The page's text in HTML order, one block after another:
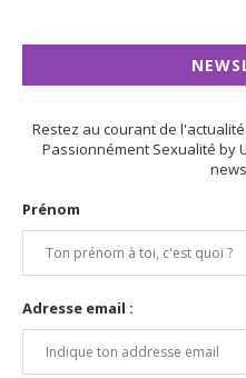
Restez au courant de
Passionnément Sexualité by
Prénom
Adresse email :